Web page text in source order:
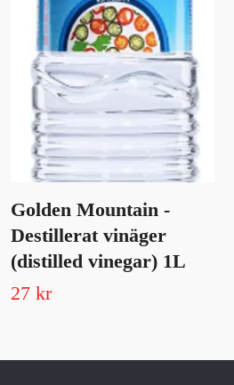
Golden Mountain -
Destillerat vinäger
(distilled vinegar) 1L
27 kr